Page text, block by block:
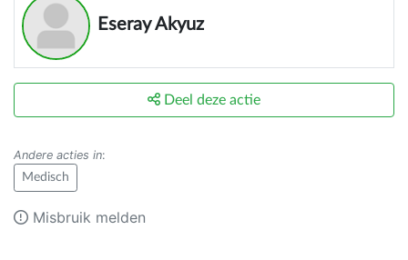
Eseray Akyuz
Deel deze actie
Andere acties in:
Medisch
Misbruik melden